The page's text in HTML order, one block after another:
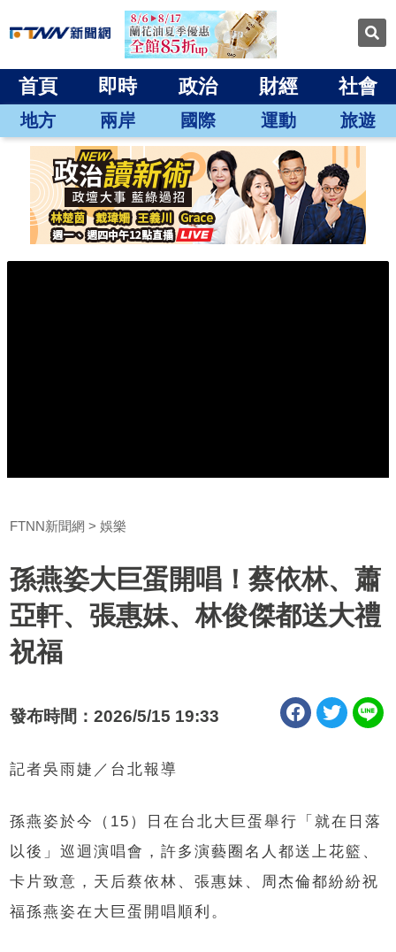
首頁 即時 政治 財經 社會
地方 兩岸 國際 運動 旅遊
FTNN新聞網 娛樂
孫燕姿大巨蛋開唱！蔡依林、蕭
亞軒、張惠妹、林俊傑都送大禮
祝福
發布時間：2026/5/15 19:33
記者吳雨婕／台北報導
孫燕姿於今（15）日在台北大巨蛋舉行「就在日落
以後」巡迴演唱會，許多演藝圈名人都送上花籃、
卡片致意，天后蔡依林、張惠妹、周杰倫都紛紛祝
福孫燕姿在大巨蛋開唱順利。